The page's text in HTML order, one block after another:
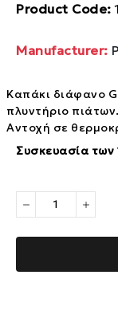
Product Code:
Manufacturer:
Καπάκι διάφανο
πλυντήριο
Αντοχή σε
Συσκευασία των